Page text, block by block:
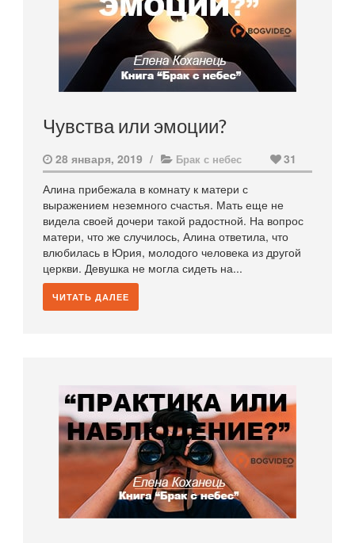
Чувства или эмоции?
28 января, 2019 / Брак с небес
31
Алина прибежала в комнату к матери с
выражением неземного счастья. Мать еще не
видела своей дочери такой радостной. На вопрос
матери, что же случилось, Алина ответила, что
влюбилась в Юрия, молодого человека из другой
церкви. Девушка не могла сидеть на...
ЧИТАТЬ ДАЛЕЕ